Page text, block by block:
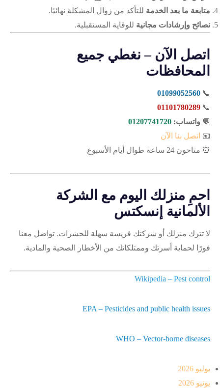
متابعة ما بعد الخدمة للتأكد من زوال المشكلة نهائيًا.
نصائح وإرشادات مجانية للوقاية المستقبلية.
اتصل الآن – نغطي جميع
المحافظات
📞
01099052560
📞
01101780289
💬 واتساب: 01207741720
📧 اتصل بنا الآن
⏰ متاحون 24 ساعة طوال أيام الأسبوع
احمِ منزلك اليوم مع الشركة
الألمانية إنسكتس
لا تترك منزلك أو شركتك فريسة سهلة للحشرات. تواصل معنا
فورًا لحماية أسرتك وممتلكاتك من الأخطار الصحية والمادية.
Wikipedia – Pest control
EPA – Pesticides and public health issues
WHO – Vector-borne diseases
يوليو 2026
يونيو 2026